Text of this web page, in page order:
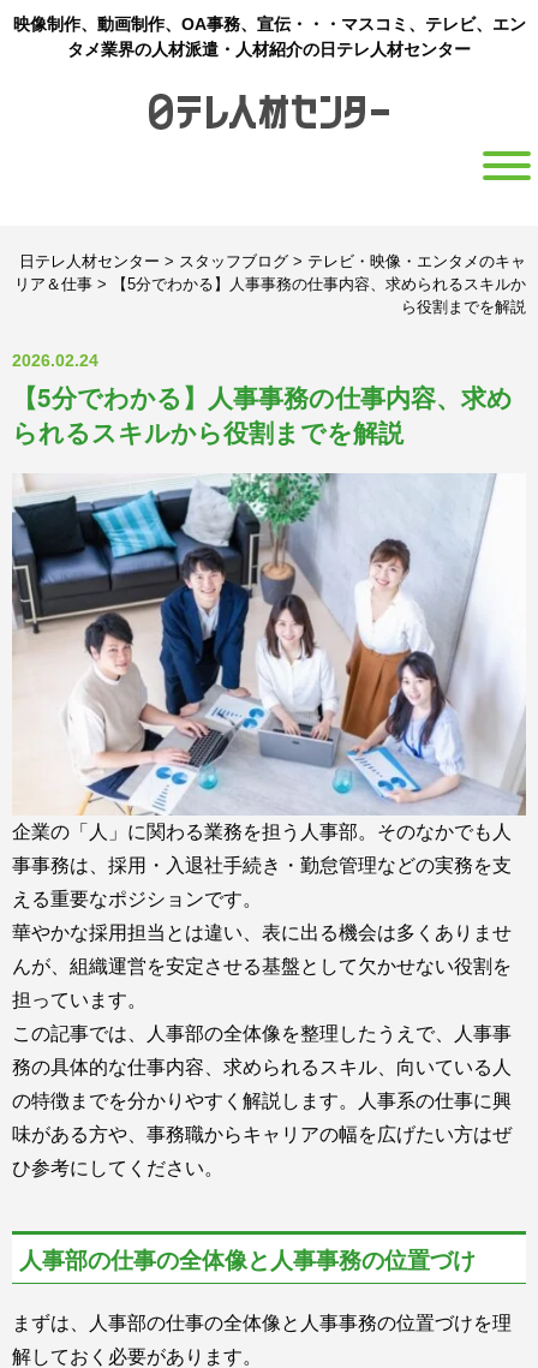
映像制作、動画制作、OA事務、宣伝・・・マスコミ、テレビ、エン
タメ業界の人材派遣・人材紹介の日テレ人材センター
日テレ人材センター > スタッフブログ > テレビ・映像・エンタメのキャ
リア＆仕事 >
【5分でわかる】人事事務の仕事内容、求められるスキルか
ら役割までを解説
2026.02.24
【5分でわかる】人事事務の仕事内容、求め
られるスキルから役割までを解説
企業の「人」に関わる業務を担う人事部。そのなかでも人
事事務は、採用・入退社手続き・勤怠管理などの実務を支
える重要なポジションです。
華やかな採用担当とは違い、表に出る機会は多くありませ
んが、組織運営を安定させる基盤として欠かせない役割を
担っています。
この記事では、人事部の全体像を整理したうえで、人事事
務の具体的な仕事内容、求められるスキル、向いている人
の特徴までを分かりやすく解説します。人事系の仕事に興
味がある方や、事務職からキャリアの幅を広げたい方はぜ
ひ参考にしてください。
人事部の仕事の全体像と人事事務の位置づけ
まずは、人事部の仕事の全体像と人事事務の位置づけを理
解しておく必要があります。